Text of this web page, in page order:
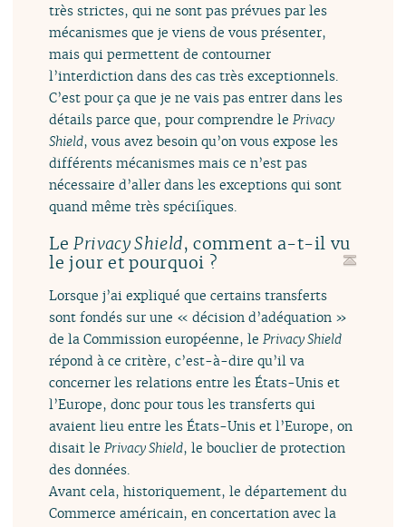
très strictes, qui ne sont pas prévues par les
mécanismes que je viens de vous présenter,
mais qui permettent de contourner
l’interdiction dans des cas très exceptionnels.
C’est pour ça que je ne vais pas entrer dans les
détails parce que, pour comprendre le Privacy
Shield, vous avez besoin qu’on vous expose les
différents mécanismes mais ce n’est pas
nécessaire d’aller dans les exceptions qui sont
quand même très spécifiques.
Le Privacy Shield, comment a-t-il vu
le jour et pourquoi ?
Lorsque j’ai expliqué que certains transferts
sont fondés sur une « décision d’adéquation »
de la Commission européenne, lePrivacy Shield
répond à ce critère, c’est-à-dire qu’il va
concerner les relations entre les États-Unis et
l’Europe, donc pour tous les transferts qui
avaient lieu entre les États-Unis et l’Europe, on
disait lePrivacy Shield, le bouclier de protection
des données.
Avant cela, historiquement, le département du
Commerce américain, en concertation avec la